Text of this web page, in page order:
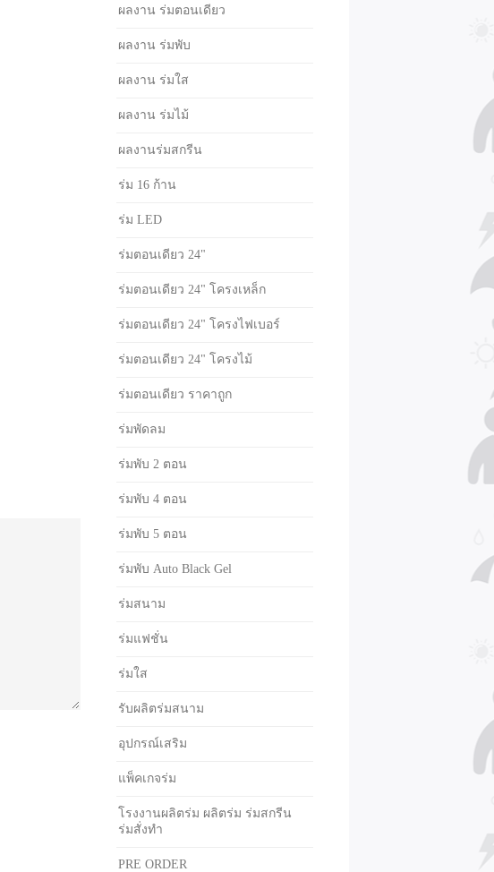
ผลงาน ร่มตอนเดียว
ผลงาน ร่มพับ
ผลงาน ร่มใส
ผลงาน ร่มไม้
ผลงานร่มสกรีน
ร่ม 16 ก้าน
ร่ม LED
ร่มตอนเดียว 24"
ร่มตอนเดียว 24" โครงเหล็ก
ร่มตอนเดียว 24" โครงไฟเบอร์
ร่มตอนเดียว 24" โครงไม้
ร่มตอนเดียว ราคาถูก
ร่มพัดลม
ร่มพับ 2 ตอน
ร่มพับ 4 ตอน
ร่มพับ 5 ตอน
ร่มพับ Auto Black Gel
ร่มสนาม
ร่มแฟชั่น
ร่มใส
รับผลิตร่มสนาม
อุปกรณ์เสริม
แพ็คเกจร่ม
โรงงานผลิตร่ม ผลิตร่ม ร่มสกรีน
ร่มสั่งทำ
PRE ORDER